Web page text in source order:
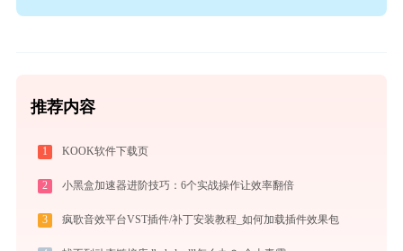
推荐内容
1 KOOK软件下载页
2 小黑盒加速器进阶技巧：6个实战操作让效率翻倍
3 疯歌音效平台VST插件/补丁安装教程_如何加载插件效果包